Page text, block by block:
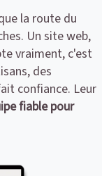
la route du
Un site web,
vraiment, c'est
des
confiance. Leur
fiable pour